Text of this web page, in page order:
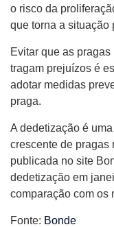
o risco da
que torna a situação
Evitar que as
tragam prejuízos é
adotar medidas
praga.
A dedetização é
crescente de pragas
publicada no site
dedetização em
comparação com os
Fonte: Bonde